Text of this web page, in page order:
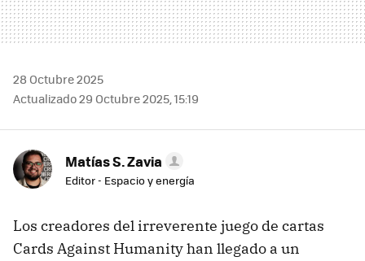
28 Octubre 2025
Actualizado 29 Octubre 2025, 15:19
Matías S. Zavia
Editor - Espacio y energía
Los creadores del irreverente juego de cartas
Cards Against Humanity han llegado a un